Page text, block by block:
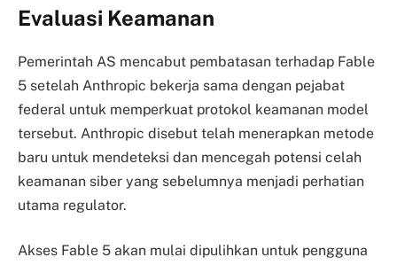
Evaluasi Keamanan
Pemerintah AS mencabut pembatasan terhadap Fable
5 setelah Anthropic bekerja sama dengan pejabat
federal untuk memperkuat protokol keamanan model
tersebut. Anthropic disebut telah menerapkan metode
baru untuk mendeteksi dan mencegah potensi celah
keamanan siber yang sebelumnya menjadi perhatian
utama regulator.
Akses Fable 5 akan mulai dipulihkan untuk pengguna